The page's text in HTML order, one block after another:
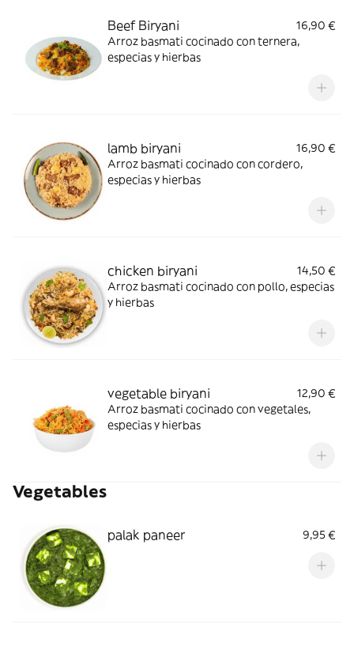
Beef Biryani
16,90 €
Arroz basmati cocinado con ternera,
especias y hierbas
lamb biryani
16,90 €
Arroz basmati cocinado con cordero,
especias y hierbas
chicken biryani
14,50 €
Arroz basmati cocinado con pollo, especias
y hierbas
vegetable biryani
12,90 €
Arroz basmati cocinado con vegetales,
especias y hierbas
Vegetables
palak paneer 9,95 €